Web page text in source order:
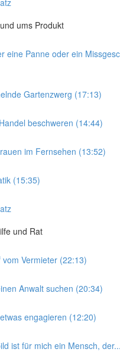
ums Produkt
eine Panne oder ein
Gartenzwerg (17:13)
beschweren (14:44)
im Fernsehen (13:52)
(15:35)
und Rat
vom Vermieter (22:13)
Anwalt suchen (20:34)
engagieren (12:20)
ist für mich ein Mensch,